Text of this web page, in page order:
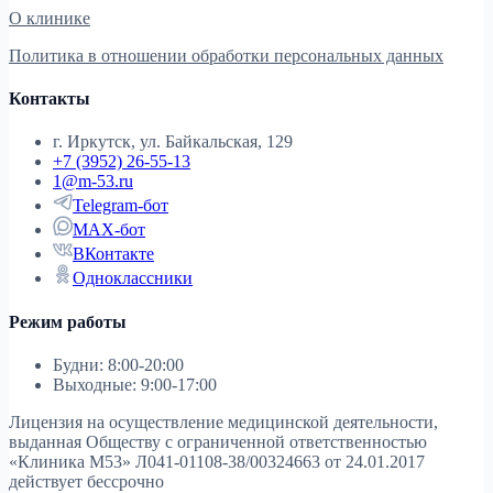
О клинике
Политика в отношении обработки персональных данных
Контакты
г. Иркутск, ул. Байкальская, 129
+7 (3952) 26-55-13
1@m-53.ru
Telegram-бот
MAX-бот
ВКонтакте
Одноклассники
Режим работы
Будни: 8:00-20:00
Выходные: 9:00-17:00
Лицензия на осуществление медицинской деятельности,
выданная Обществу с ограниченной ответственностью
«Клиника М53» Л041-01108-38/00324663 от 24.01.2017
действует бессрочно